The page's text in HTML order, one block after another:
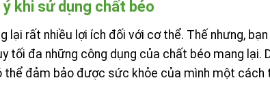
khi sử dụng chất béo
lại rất nhiều lợi ích đối với cơ thể. Thế nhưng,
tối đa những công dụng của chất béo mang lại.
thể đảm bảo được sức khỏe của mình một cách